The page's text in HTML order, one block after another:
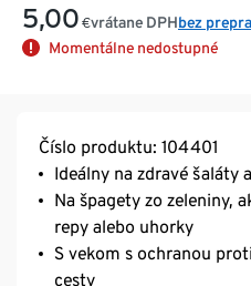
5,00 €vrátane DPHbez
Momentálne nedostupné
Číslo produktu: 104401
Ideálny na zdravé šaláty
Na špagety zo zeleniny,
repy alebo uhorky
S vekom s ochranou
cesty